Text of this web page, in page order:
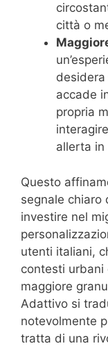
città o
accade
propria
allerta in
Questo
segnale chiaro
investire nel
utenti italiani,
contesti urbani
maggiore
Adattivo si
notevolmente
tratta di una